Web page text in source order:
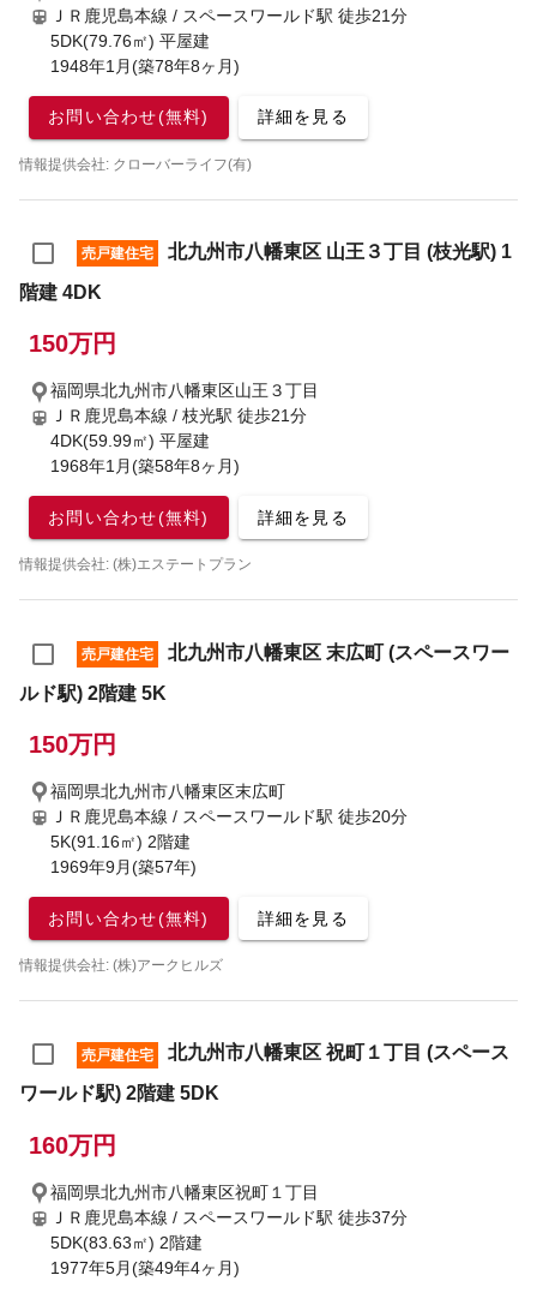
ＪＲ鹿児島本線 / スペースワールド駅 徒歩21分
5DK(79.76㎡) 平屋建
1948年1月(築78年8ヶ月)
お問い合わせ(無料) 詳細を見る
情報提供会社: クローバーライフ(有)
売戸建住宅
北九州市八幡東区 山王３丁目 (枝光駅) 1
階建 4DK
150万円
福岡県北九州市八幡東区山王３丁目
ＪＲ鹿児島本線 / 枝光駅 徒歩21分
4DK(59.99㎡) 平屋建
1968年1月(築58年8ヶ月)
お問い合わせ(無料) 詳細を見る
情報提供会社: (株)エステートプラン
売戸建住宅
北九州市八幡東区 末広町 (スペースワー
ルド駅) 2階建 5K
150万円
福岡県北九州市八幡東区末広町
ＪＲ鹿児島本線 / スペースワールド駅 徒歩20分
5K(91.16㎡) 2階建
1969年9月(築57年)
お問い合わせ(無料) 詳細を見る
情報提供会社: (株)アークヒルズ
売戸建住宅
北九州市八幡東区 祝町１丁目 (スペース
ワールド駅) 2階建 5DK
160万円
福岡県北九州市八幡東区祝町１丁目
ＪＲ鹿児島本線 / スペースワールド駅 徒歩37分
5DK(83.63㎡) 2階建
1977年5月(築49年4ヶ月)